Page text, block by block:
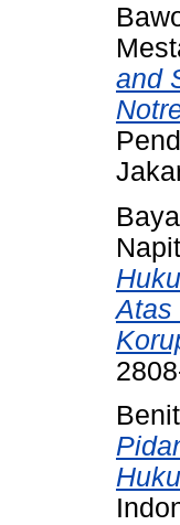
and
Atas